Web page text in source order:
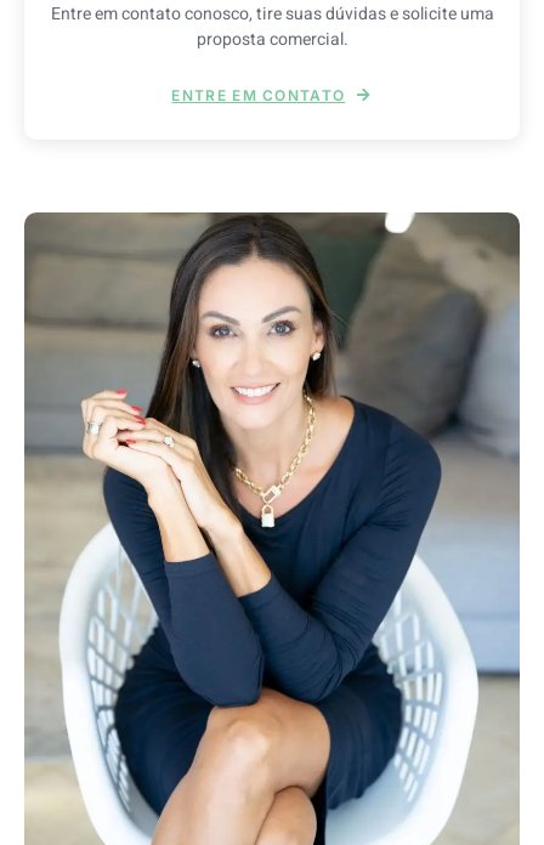
Entre em contato conosco, tire suas dúvidas e solicite uma
proposta comercial.
ENTRE EM CONTATO